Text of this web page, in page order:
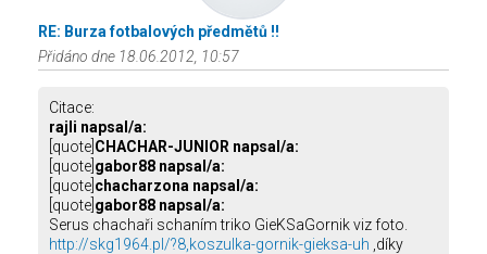
RE: Burza fotbalových předmětů !!
Přidáno dne 18.06.2012, 10:57
Citace:
rajli napsal/a:
[quote] CHACHAR-JUNIOR napsal/a:
[quote] gabor88 napsal/a:
[quote] chacharzona napsal/a:
[quote] gabor88 napsal/a:
Serus chachaři schaním triko GieKSaGornik viz foto.
http://skg1964.pl/?8,koszulka-gornik-gieksa-uh ,díky